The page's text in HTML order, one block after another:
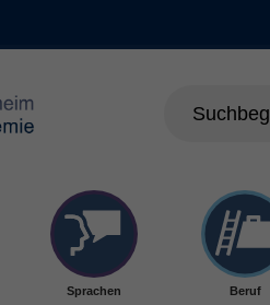
Sprachen Beruf